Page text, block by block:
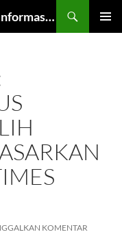
Media Online Berita Terkini dan Informasi Harian
KOMENTAR